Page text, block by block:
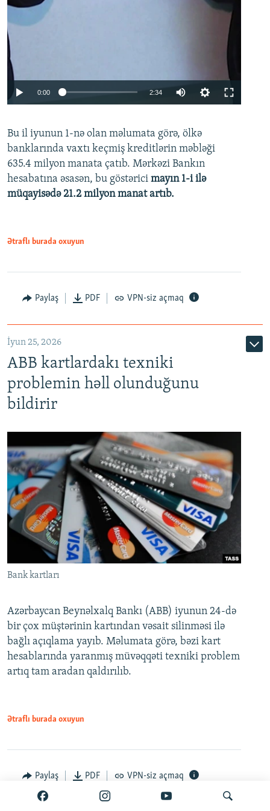
Auto 240p 360p 480p
720p 1080p
0:00 2:34
360p
480p
720p
Bu il iyunun 1-nə olan məlumata görə, ölkə
banklarında vaxtı keçmiş kreditlərin məbləği
635.4 milyon manata çatıb. Mərkəzi Bankın
hesabatına əsasən, bu göstərici mayın 1-i ilə
müqayisədə 21.2 milyon manat artıb.
Ətraflı burada oxuyun
Paylaş PDF VPN-siz açmaq
İyun 25, 2026
ABB kartlardakı texniki
problemin həll olunduğunu
bildirir
Bank kartları
Azərbaycan Beynəlxalq Bankı (ABB) iyunun 24-də
bir çox müştərinin kartından vəsait silinməsi ilə
bağlı açıqlama yayıb. Məlumata görə, bəzi kart
hesablarında yaranmış müvəqqəti texniki problem
artıq tam aradan qaldırılıb.
Ətraflı burada oxuyun
Paylaş PDF VPN-siz açmaq